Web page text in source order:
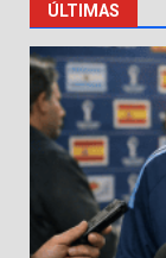
ÚLTIMAS